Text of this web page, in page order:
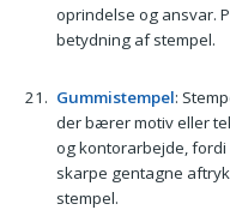
oprindelse og ansvar.
betydning af stempel.
Gummistempel:
der bærer motiv eller
og kontorarbejde,
skarpe gentagne
stempel.